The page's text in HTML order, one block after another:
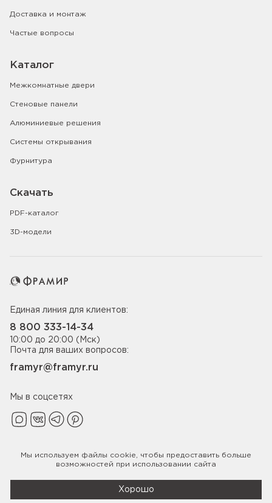
Доставка и монтаж
Частые вопросы
Каталог
Межкомнатные двери
Стеновые панели
Алюминиевые решения
Системы открывания
Фурнитура
Скачать
PDF-каталог
3D-модели
Единая линия для клиентов:
8 800 333-14-34
10:00 до 20:00 (Мск)
Почта для ваших вопросов:
framyr@framyr.ru
Мы в соцсетях
Политика конфиденциальности
Мы используем файлы cookie , чтобы предоставить больше
возможностей при использовании сайта
Хорошо